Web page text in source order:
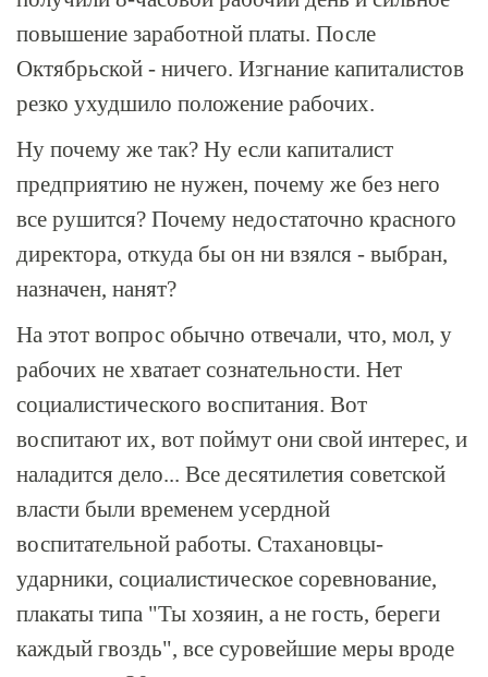
повышение заработной платы. После
Октябрьской - ничего. Изгнание капиталистов
резко ухудшило положение рабочих.
Ну почему же так? Ну если капиталист
предприятию не нужен, почему же без него
все рушится? Почему недостаточно красного
директора, откуда бы он ни взялся - выбран,
назначен, нанят?
На этот вопрос обычно отвечали, что, мол, у
рабочих не хватает сознательности. Нет
социалистического воспитания. Вот
воспитают их, вот поймут они свой интерес, и
наладится дело... Все десятилетия советской
власти были временем усердной
воспитательной работы. Стахановцы-
ударники, социалистическое соревнование,
плакаты типа "Ты хозяин, а не гость, береги
каждый гвоздь", все суровейшие меры вроде